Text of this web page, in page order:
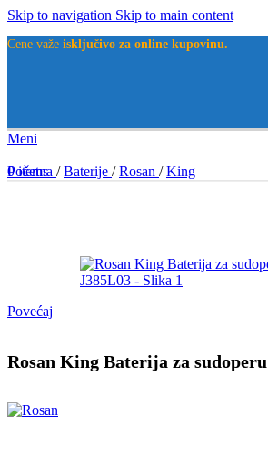
Skip to navigation Skip to main content
Cene važe isključivo za online kupovinu.
Meni
0items
Početna / Baterije / Rosan / King
Povećaj
Rosan King Baterija za